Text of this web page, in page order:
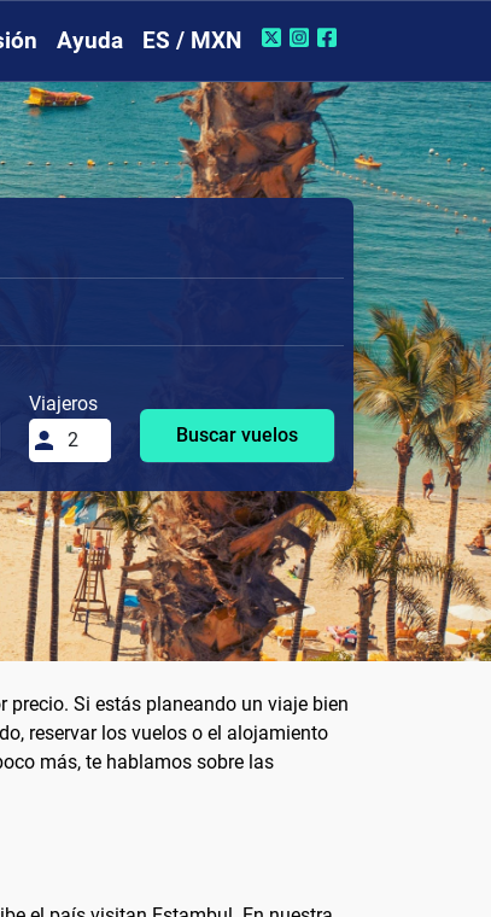
Ayuda ES / MXN
Viajeros
Buscar vuelos
Si estás planeando un viaje bien
reservar los vuelos o el alojamiento
más, te hablamos sobre las